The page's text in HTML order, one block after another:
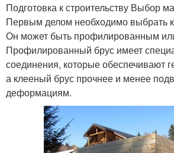
Подготовка к строительству Выбор
Первым делом необходимо выбрать
Он может быть профилированным
Профилированный брус имеет
соединения, которые обеспечивают
а клееный брус прочнее и менее
деформациям.